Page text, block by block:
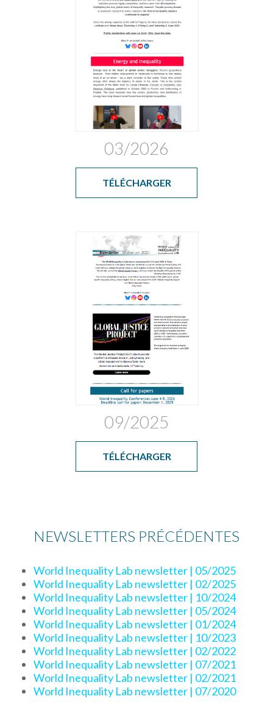
03/2026
TÉLÉCHARGER
09/2025
TÉLÉCHARGER
NEWSLETTERS PRÉCÉDENTES
World Inequality Lab newsletter | 05/2025
World Inequality Lab newsletter | 02/2025
World Inequality Lab newsletter | 10/2024
World Inequality Lab newsletter | 05/2024
World Inequality Lab newsletter | 01/2024
World Inequality Lab newsletter | 10/2023
World Inequality Lab newsletter | 02/2022
World Inequality Lab newsletter | 07/2021
World Inequality Lab newsletter | 02/2021
World Inequality Lab newsletter | 07/2020